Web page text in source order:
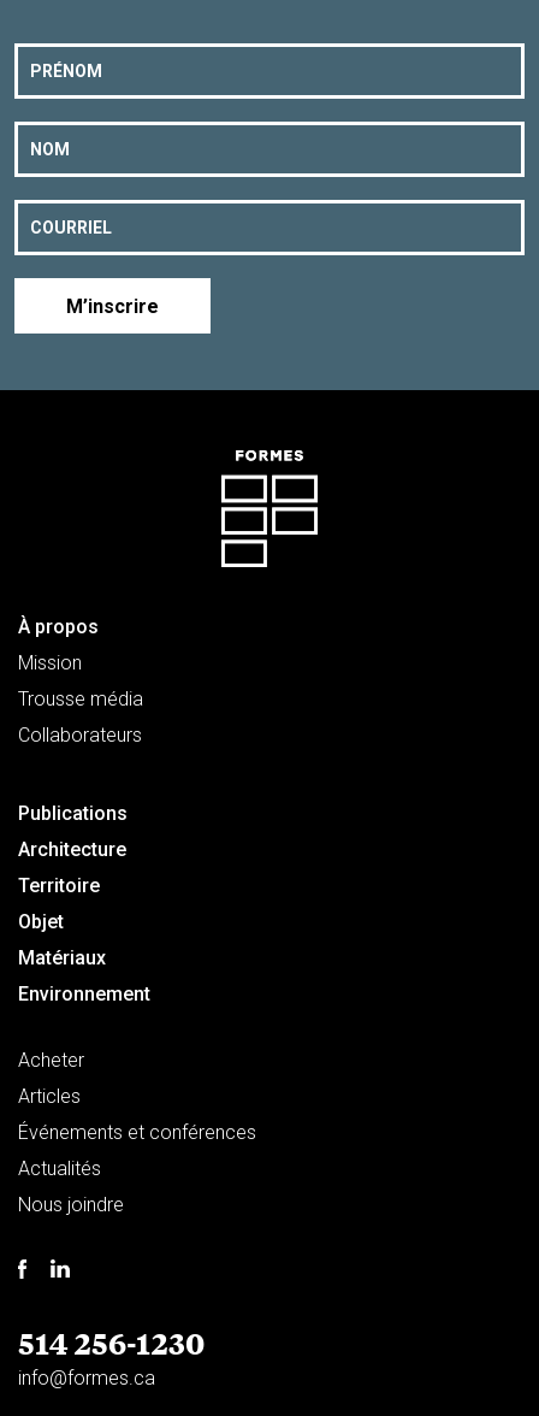
M’inscrire
À propos
Mission
Trousse média
Collaborateurs
Publications
Architecture
Territoire
Objet
Matériaux
Environnement
Acheter
Articles
Événements et conférences
Actualités
Nous joindre
514 256-1230
info@formes.ca